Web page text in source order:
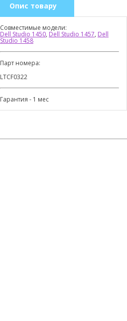
Опис товару
Совместимые модели:
Dell Studio 1450, Dell Studio 1457, Dell
Studio 1458
Парт номера:
LTCF0322
Гарантия - 1 мес